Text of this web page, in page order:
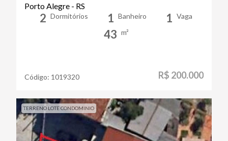
Porto Alegre - RS
2 Dormitórios 1 Banheiro 1 Vaga
43 m²
Código: 1019320 R$ 200.000
TERRENO LOTE CONDOMINIO